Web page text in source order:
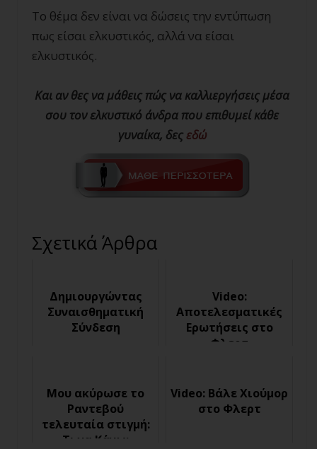
Το θέμα δεν είναι να δώσεις την εντύπωση
πως είσαι ελκυστικός, αλλά να είσαι
ελκυστικός.
Και αν θες να μάθεις πώς να καλλιεργήσεις μέσα
σου τον ελκυστικό άνδρα που επιθυμεί κάθε
γυναίκα, δες εδώ
Σχετικά Άρθρα
Δημιουργώντας
Συναισθηματική
Σύνδεση
Video:
Αποτελεσματικές
Ερωτήσεις στο
Φλερτ
Μου ακύρωσε το
Ραντεβού
τελευταία στιγμή:
Τι να Κάνω;
Video: Βάλε Χιούμορ
στο Φλερτ